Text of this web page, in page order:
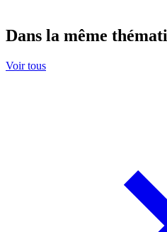
Dans la même
Voir tous